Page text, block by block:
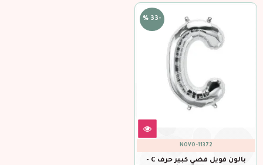
-33 %
NOVO-11372
بالون فويل فضي كبير حرف C -